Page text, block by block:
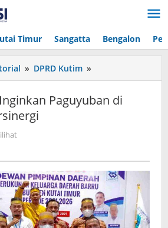
Timur Sangatta Bengalon
» DPRD Kutim »
Inginkan
di
Paguyuban di